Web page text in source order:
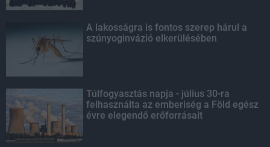
A lakosságra is fontos szerep hárul a
szúnyoginvázió elkerülésében
Túlfogyasztás napja - július 30-ra
felhasználta az emberiség a Föld egész
évre elegendő erőforrásait